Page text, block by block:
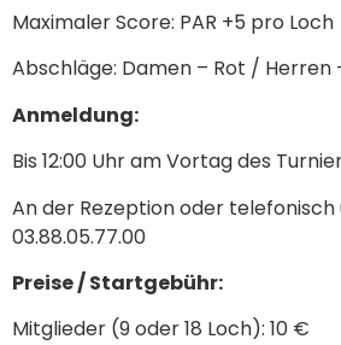
Maximaler Score: PAR +5 pro Loch
Abschläge: Damen – Rot / Herren
Anmeldung:
Bis 12:00 Uhr am Vortag des
An der Rezeption oder
03.88.05.77.00
Preise / Startgebühr:
Mitglieder (9 oder 18 Loch): 10 €